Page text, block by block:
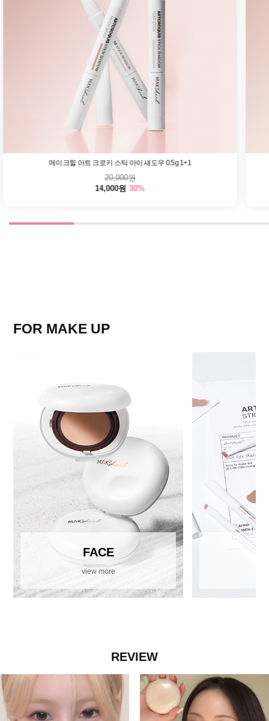
메이크힐 아트 크로키 스틱 아이 섀도우 0.5g 1+1
20,000원
14,000원 30%
FOR MAKE UP
FACE
view more
REVIEW